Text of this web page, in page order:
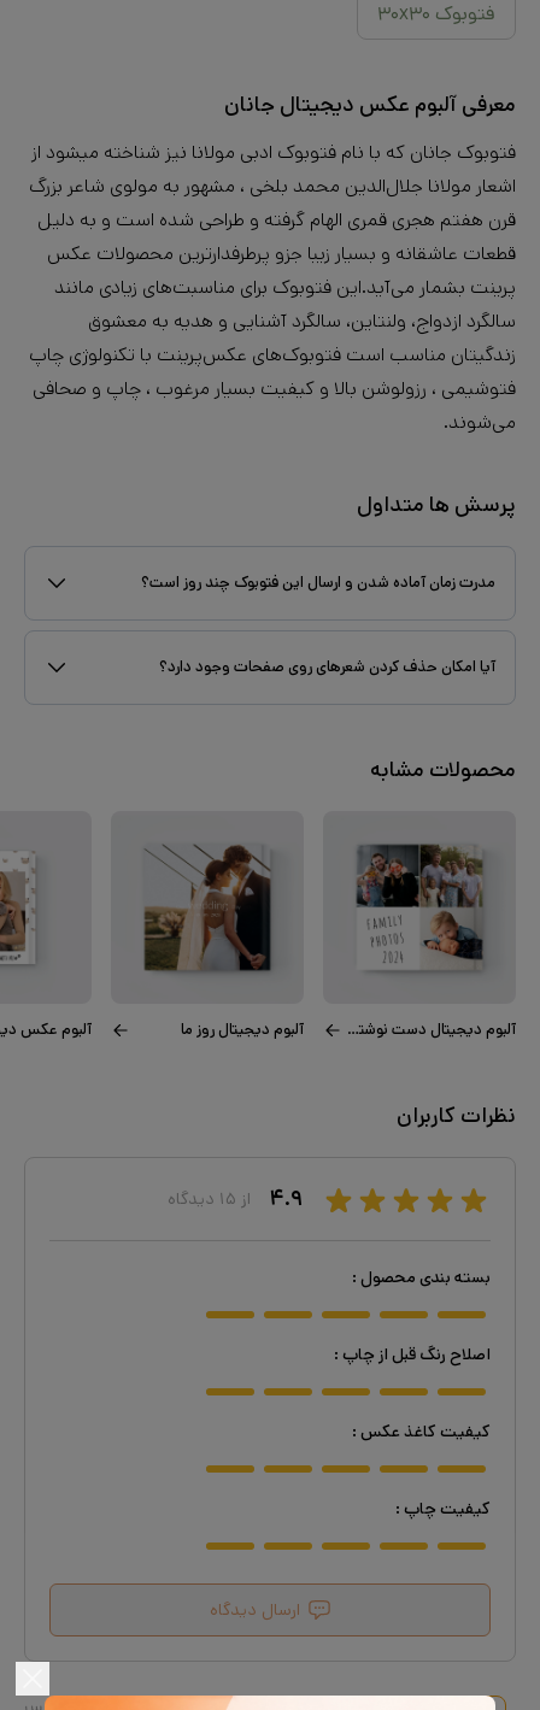
فتوبوک ۳۰x۳۰
معرفی آلبوم عکس دیجیتال جانان
فتوبوک جانان که با نام فتوبوک ادبی مولانا نیز شناخته میشود از
اشعار مولانا جلال‌الدین محمد بلخی ، مشهور به مولوی شاعر بزرگ
قرن هفتم هجری قمری الهام گرفته و طراحی شده است و به دلیل
قطعات عاشقانه و بسیار زیبا جزو پرطرفدارترین محصولات عکس
پرینت بشمار می‌آید.این فتوبوک برای مناسبت‌های زیادی مانند
سالگرد ازدواج، ولنتاین، سالگرد آشنایی و هدیه به معشوق
زندگیتان مناسب است فتوبوک‌های عکس‌پرینت با تکنولوژی چاپ
فتوشیمی ، رزولوشن بالا و کیفیت بسیار مرغوب ، چاپ و صحافی
می‌شوند.
پرسش ها متداول
مدرت زمان آماده شدن و ارسال این فتوبوک چند روز است؟
آیا امکان حذف کردن شعرهای روی صفحات وجود دارد؟
محصولات مشابه
آلبوم دیجیتال دست نوشته‌های خانوادگی آلبوم دیجیتال روز ما
نظرات کاربران
۴.۹ از ۱۵ دیدگاه
بسته بندی محصول :
اصلاح رنگ قبل از چاپ :
کیفیت کاغذ عکس :
کیفیت چاپ :
ارسال دیدگاه